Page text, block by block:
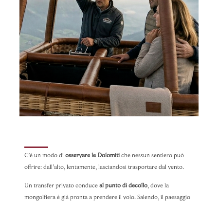
C’è un modo di osservare le Dolomitiche nessun sentiero può
offrire: dall’alto, lentamente, lasciandosi trasportare dal vento.
Un transfer privato conduceal punto di decollo, dove la
mongolfiera è già pronta a prendere il volo. Salendo, il paesaggio